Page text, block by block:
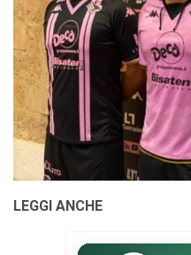
LEGGI ANCHE